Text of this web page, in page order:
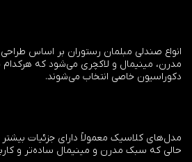
انواع صندلی مبلمان رستوران بر اساس
مدرن، مینیمال و لاکچری می‌شود که
دکوراسیون خاصی انتخاب می‌شوند.
مدل‌های کلاسیک معمولاً دارای جزئیات
حالی که سبک مدرن و مینیمال ساده‌تر و